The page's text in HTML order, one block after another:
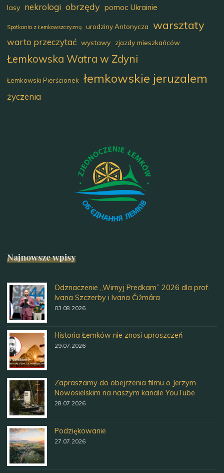
lasy nekrologi obrzędy pomoc Ukrainie
Spotkania z Łemkowszczyzną urodziny Antonycza warsztaty
warto przeczytać wystawy zjazdy mieszkańców
Łemkowska Watra w Zdyni
Łemkowski Pierścionek łemkowskie jeruzalem
życzenia
Najnowsze wpisy
Odznaczenie „Wirnyj Predkam” 2026 dla prof.
Ivana Szczerby i Ivana Čižmára
03.08.2026
Historia Łemków nie znosi uproszczeń
29.07.2026
Zapraszamy do obejrzenia filmu o Jerzym
Nowosielskim na naszym kanale YouTube
28.07.2026
Podziękowanie
27.07.2026